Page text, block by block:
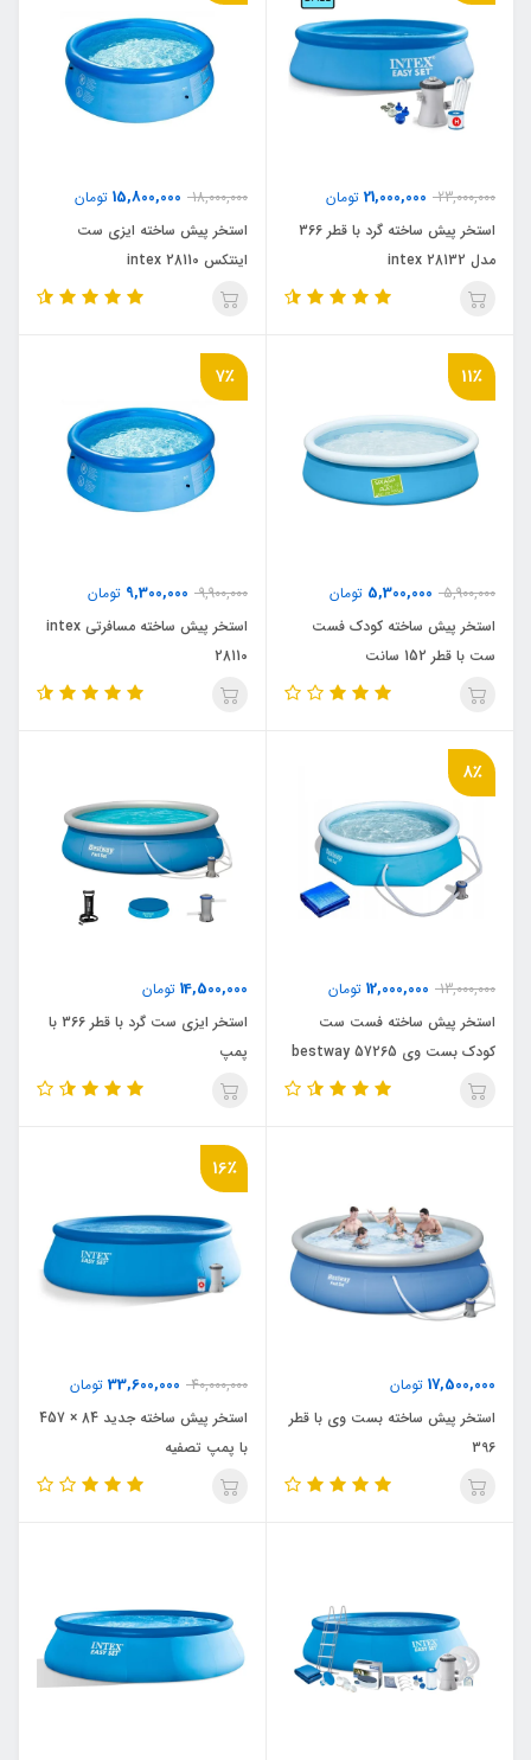
23,000,000
21,000,000 تومان
استخر پیش ساخته گرد با قطر 366
مدل intex 28132
18,000,000
15,800,000 تومان
استخر پیش ساخته ایزی ست
اینتکس intex 28110
11٪
5,900,000
5,300,000 تومان
استخر پیش ساخته کودک فست
ست با قطر 152 سانت
7٪
9,900,000
9,300,000 تومان
استخر پیش ساخته مسافرتی intex
28110
8٪
13,000,000
12,000,000 تومان
استخر پیش ساخته فست ست
کودک بست وی bestway 57265
14,500,000 تومان
استخر ایزی ست گرد با قطر 366 با
پمپ
17,500,000 تومان
استخر پیش ساخته بست وی با قطر
396
16٪
40,000,000
33,600,000 تومان
استخر پیش ساخته جدید 84 × 457
با پمپ تصفیه